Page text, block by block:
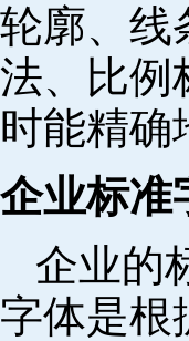
轮廓、线
法、比例
时能精确
企业标准
企业的
字体是根